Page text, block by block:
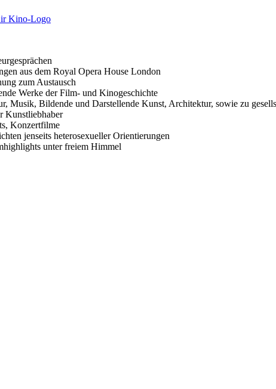
aus dem Royal Opera House London
zum Austausch
Werke der Film- und Kinogeschichte
Musik, Bildende und Darstellende Kunst, Architektur, sowie zu
Kunstliebhaber
Konzertfilme
jenseits heterosexueller Orientierungen
unter freiem Himmel